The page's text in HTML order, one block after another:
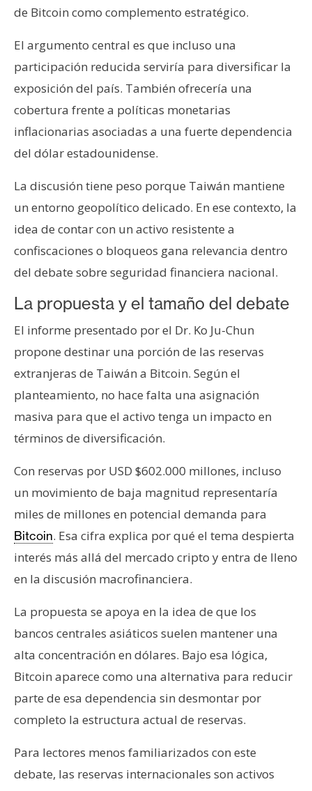
l
c
i
d
a
d
de Bitcoin como complemento estratégico.
El argumento central es que incluso una
participación reducida serviría para diversificar la
exposición del país. También ofrecería una
cobertura frente a políticas monetarias
inflacionarias asociadas a una fuerte dependencia
del dólar estadounidense.
La discusión tiene peso porque Taiwán mantiene
un entorno geopolítico delicado. En ese contexto, la
idea de contar con un activo resistente a
confiscaciones o bloqueos gana relevancia dentro
del debate sobre seguridad financiera nacional.
La propuesta y el tamaño del debate
El informe presentado por el Dr. Ko Ju-Chun
propone destinar una porción de las reservas
extranjeras de Taiwán a Bitcoin. Según el
planteamiento, no hace falta una asignación
masiva para que el activo tenga un impacto en
términos de diversificación.
Con reservas por USD $602.000 millones, incluso
un movimiento de baja magnitud representaría
miles de millones en potencial demanda para
Bitcoin. Esa cifra explica por qué el tema despierta
interés más allá del mercado cripto y entra de lleno
en la discusión macrofinanciera.
La propuesta se apoya en la idea de que los
bancos centrales asiáticos suelen mantener una
alta concentración en dólares. Bajo esa lógica,
Bitcoin aparece como una alternativa para reducir
parte de esa dependencia sin desmontar por
completo la estructura actual de reservas.
Para lectores menos familiarizados con este
debate, las reservas internacionales son activos